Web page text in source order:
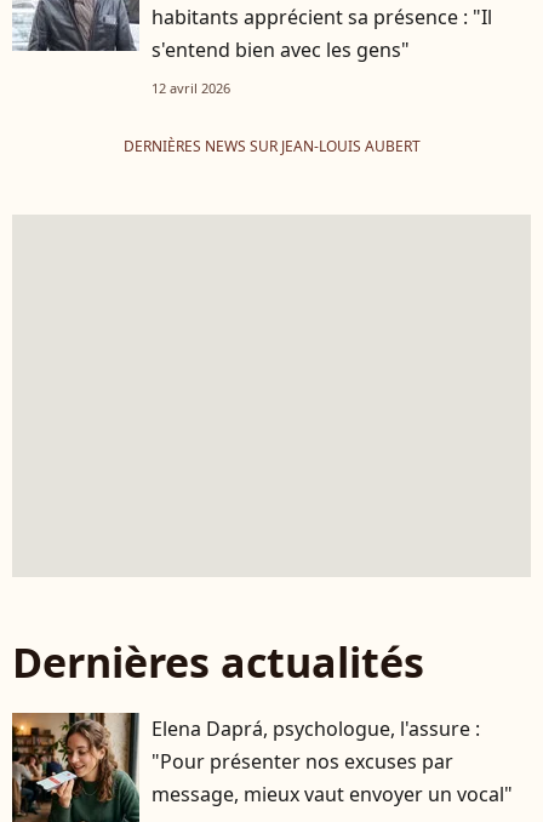
habitants apprécient sa présence : "Il
s'entend bien avec les gens"
12 avril 2026
DERNIÈRES NEWS SUR JEAN-LOUIS AUBERT
Dernières actualités
Elena Daprá, psychologue, l'assure :
"Pour présenter nos excuses par
message, mieux vaut envoyer un vocal"